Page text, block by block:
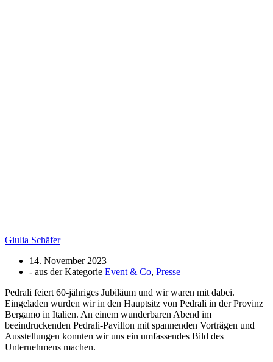
Giulia Schäfer
14. November 2023
- aus der Kategorie Event & Co, Presse
Pedrali feiert 60-jähriges Jubiläum und wir waren mit dabei.
Eingeladen wurden wir in den Hauptsitz von Pedrali in der Provinz
Bergamo in Italien. An einem wunderbaren Abend im
beeindruckenden Pedrali-Pavillon mit spannenden Vorträgen und
Ausstellungen konnten wir uns ein umfassendes Bild des
Unternehmens machen.